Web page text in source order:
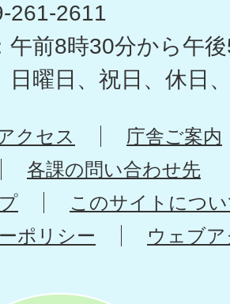
261-2611
午前8時30分から午
日曜日、祝日、休日
クセス
庁舎ご案内
各課の問い合わせ先
このサイトにつ
ポリシー
ウェブ